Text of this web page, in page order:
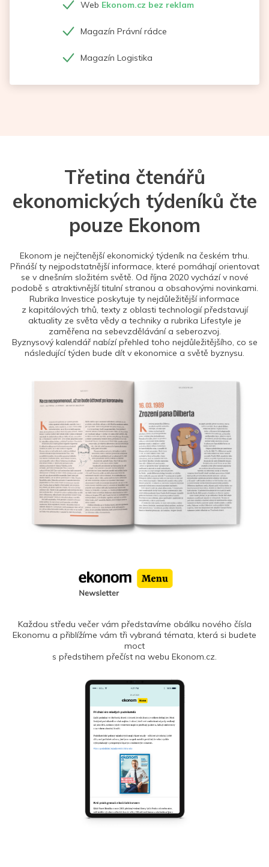
Web Ekonom.cz bez reklam
Magazín Právní rádce
Magazín Logistika
Třetina čtenářů
ekonomických týdeníků čte
pouze Ekonom
Ekonom je nejčtenější ekonomický týdeník na českém trhu.
Přináší ty nejpodstatnější informace, které pomáhají orientovat
se v dnešním složitém světě. Od října 2020 vychází v nové
podobě s atraktivnější titulní stranou a obsahovými novinkami.
Rubrika Investice poskytuje ty nejdůležitější informace
z kapitálových trhů, texty z oblasti technologií představují
aktuality ze světa vědy a techniky a rubrika Lifestyle je
zaměřena na sebevzdělávání a seberozvoj.
Byznysový kalendář nabízí přehled toho nejdůležitějšího, co se
následující týden bude dít v ekonomice a světě byznysu.
Každou středu večer vám představíme obálku nového čísla
Ekonomu a přiblížíme vám tři vybraná témata, která si budete
moct
s předstihem přečíst na webu Ekonom.cz.